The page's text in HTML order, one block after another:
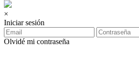
×
Iniciar sesión
Olvidé mi contraseña